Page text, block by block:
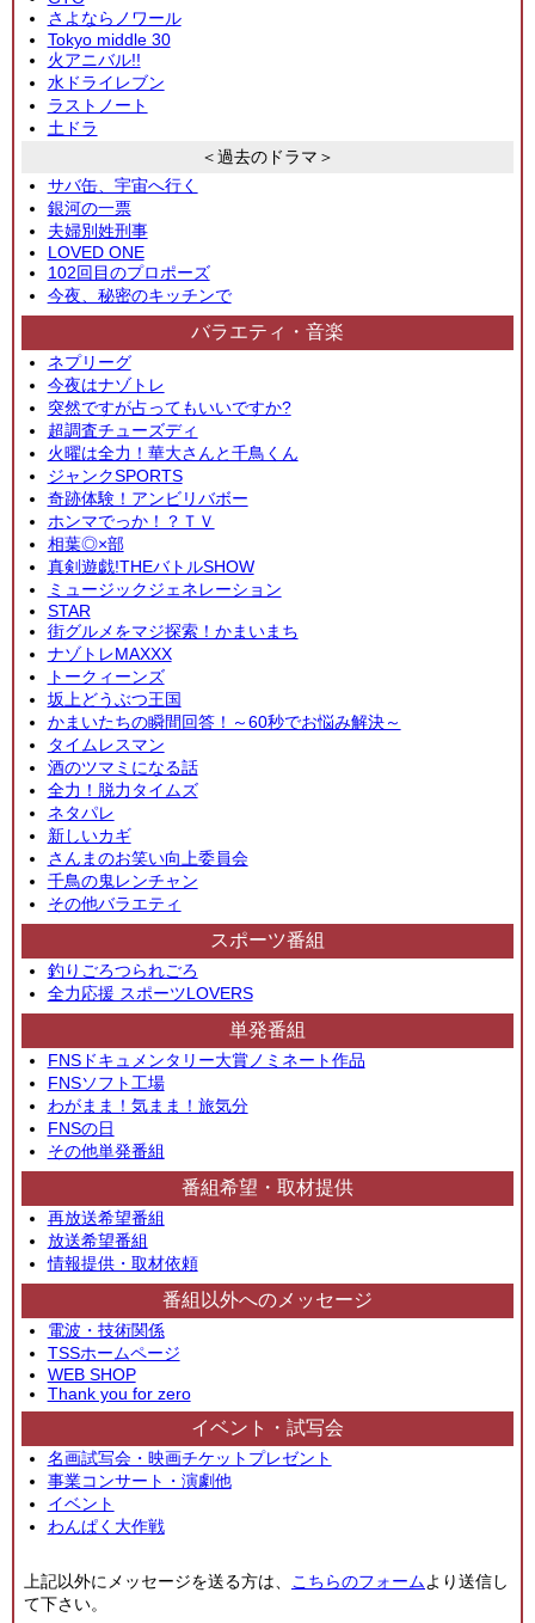
さよならノワール
Tokyo middle 30
火アニバル!!
水ドライレブン
ラストノート
土ドラ
＜過去のドラマ＞
サバ缶、宇宙へ行く
銀河の一票
夫婦別姓刑事
LOVED ONE
102回目のプロポーズ
今夜、秘密のキッチンで
バラエティ・音楽
ネプリーグ
今夜はナゾトレ
突然ですが占ってもいいですか?
超調査チューズディ
火曜は全力！華大さんと千鳥くん
ジャンクSPORTS
奇跡体験！アンビリバボー
ホンマでっか！？ＴＶ
相葉◎×部
真剣遊戯!THEバトルSHOW
ミュージックジェネレーション
STAR
街グルメをマジ探索！かまいまち
ナゾトレMAXXX
トークィーンズ
坂上どうぶつ王国
かまいたちの瞬間回答！～60秒でお悩み解決～
タイムレスマン
酒のツマミになる話
全力！脱力タイムズ
ネタパレ
新しいカギ
さんまのお笑い向上委員会
千鳥の鬼レンチャン
その他バラエティ
スポーツ番組
釣りごろつられごろ
全力応援 スポーツLOVERS
単発番組
FNSドキュメンタリー大賞ノミネート作品
FNSソフト工場
わがまま！気まま！旅気分
FNSの日
その他単発番組
番組希望・取材提供
再放送希望番組
放送希望番組
情報提供・取材依頼
番組以外へのメッセージ
電波・技術関係
TSSホームページ
WEB SHOP
Thank you for zero
イベント・試写会
名画試写会・映画チケットプレゼント
事業コンサート・演劇他
イベント
わんぱく大作戦
上記以外にメッセージを送る方は、 こちらのフォームより送信し
て下さい。